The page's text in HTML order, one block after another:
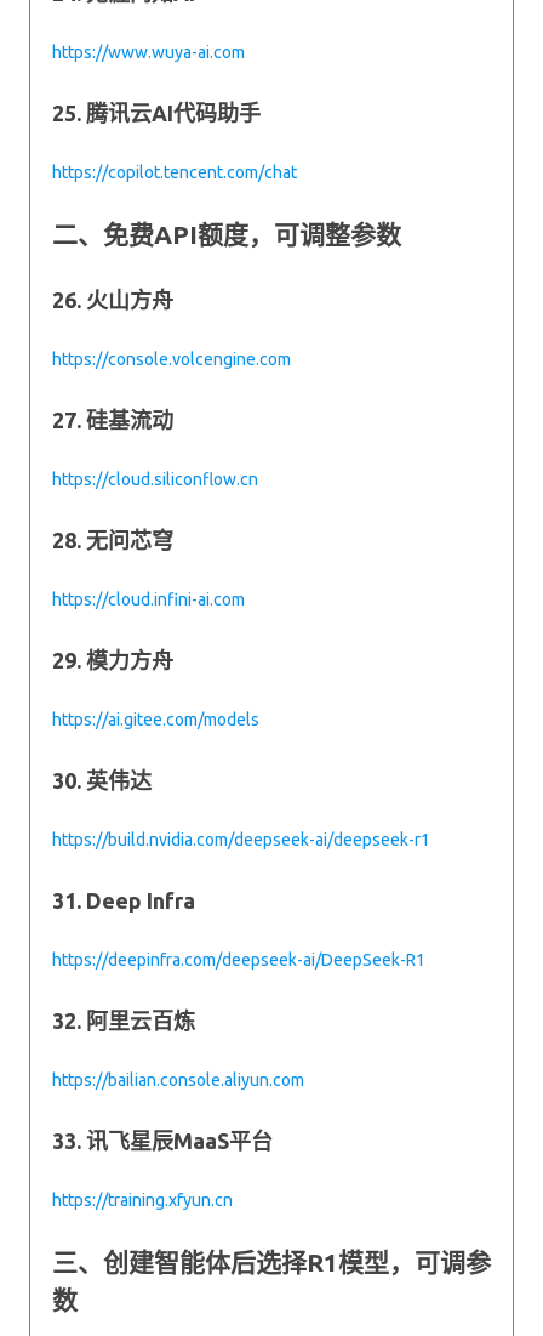
https://www.wuya-ai.com
25. 腾讯云AI代码助手
https://copilot.tencent.com/chat
二、免费API额度，可调整参数
26. 火山方舟
https://console.volcengine.com
27. 硅基流动
https://cloud.siliconflow.cn
28. 无问芯穹
https://cloud.infini-ai.com
29. 模力方舟
https://ai.gitee.com/models
30. 英伟达
https://build.nvidia.com/deepseek-ai/deepseek-r1
31. Deep Infra
https://deepinfra.com/deepseek-ai/DeepSeek-R1
32. 阿里云百炼
https://bailian.console.aliyun.com
33. 讯飞星辰MaaS平台
https://training.xfyun.cn
三、创建智能体后选择R1模型，可调参
数